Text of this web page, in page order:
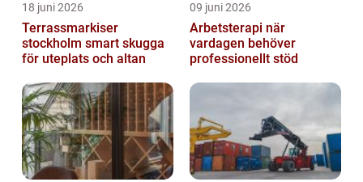
18 juni 2026
Terrassmarkiser
stockholm smart skugga
för uteplats och altan
09 juni 2026
Arbetsterapi när
vardagen behöver
professionellt stöd